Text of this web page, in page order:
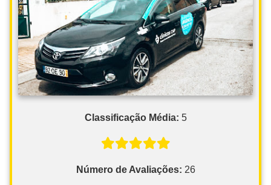
Classificação Média: 5
Número de Avaliações: 26